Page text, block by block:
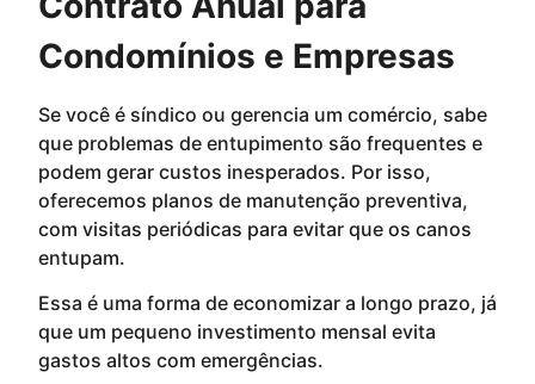
Condomínios e Empresas
Se você é síndico ou gerencia um comércio, sabe
que problemas de entupimento são frequentes e
podem gerar custos inesperados. Por isso,
oferecemos planos de manutenção preventiva,
com visitas periódicas para evitar que os canos
entupam.
Essa é uma forma de economizar a longo prazo, já
que um pequeno investimento mensal evita
gastos altos com emergências.